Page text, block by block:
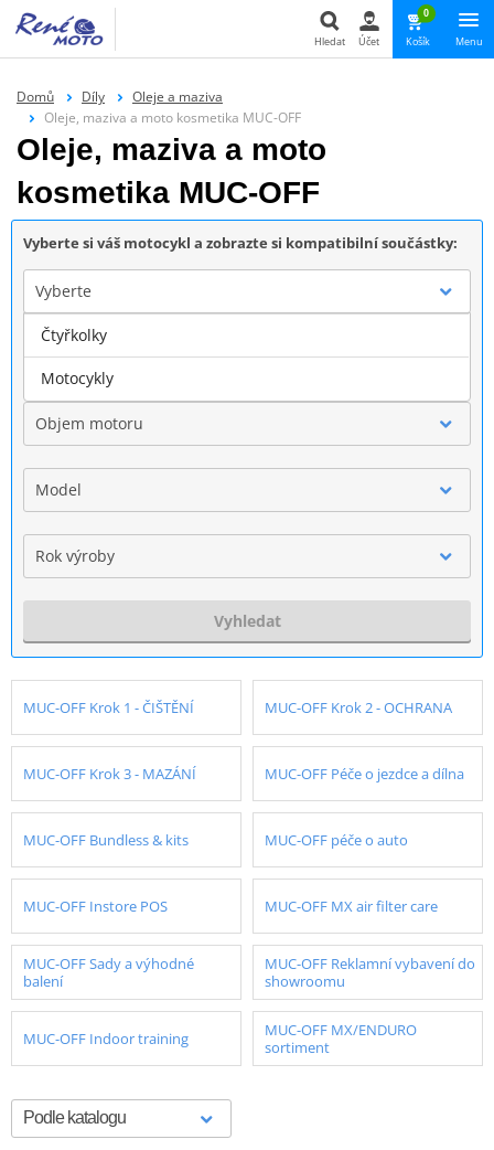
Hledat Účet
0
Košík Menu
Domů Díly
Oleje a maziva
Oleje, maziva a moto kosmetika MUC-OFF
Oleje, maziva a moto
kosmetika MUC-OFF
Vyberte si váš motocykl a zobrazte si kompatibilní součástky:
Vyberte
Značka
Objem motoru
Model
Rok výroby
Vyhledat
MUC-OFF Krok 1 - ČIŠTĚNÍ MUC-OFF Krok 2 - OCHRANA
MUC-OFF Krok 3 - MAZÁNÍ MUC-OFF Péče o jezdce a dílna
MUC-OFF Bundless & kits MUC-OFF péče o auto
MUC-OFF Instore POS MUC-OFF MX air filter care
MUC-OFF Sady a výhodné
balení
MUC-OFF Reklamní vybavení do
showroomu
MUC-OFF Indoor training
MUC-OFF MX/ENDURO
sortiment
Čtyřkolky
Motocykly